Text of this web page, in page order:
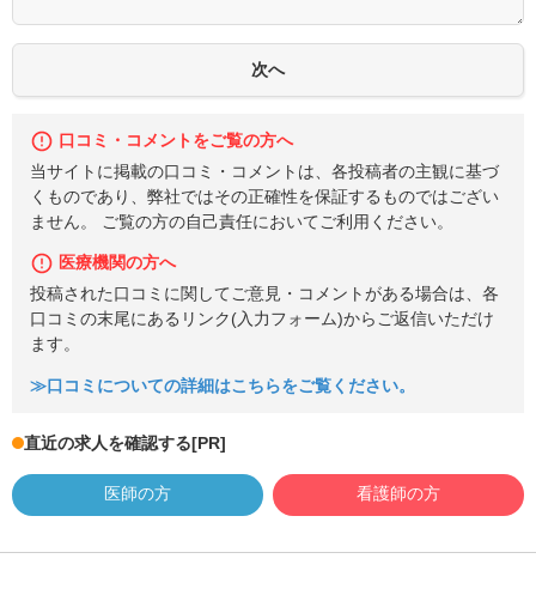
口コミ・コメントをご覧の方へ
当サイトに掲載の口コミ・コメントは、各投稿者の主観に基づ
くものであり、弊社ではその正確性を保証するものではござい
ません。 ご覧の方の自己責任においてご利用ください。
医療機関の方へ
投稿された口コミに関してご意見・コメントがある場合は、各
口コミの末尾にあるリンク(入力フォーム)からご返信いただけ
ます。
≫口コミについての詳細はこちらをご覧ください。
直近の求人を確認する[PR]
医師の方 看護師の方